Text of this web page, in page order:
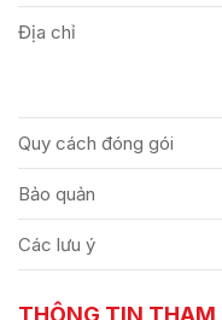
Địa chỉ
Quy cách đóng gói
Bảo quản
Các lưu ý
THÔNG TIN THAM